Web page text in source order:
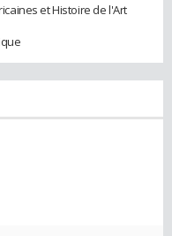
et Histoire de l'Art